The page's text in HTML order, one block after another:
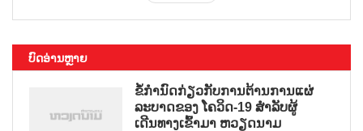
ບົດອ່ານຫຼາຍ
ຂໍ້ກຳນົດກ່ຽວກັບການຕ້ານການແຜ່
ລະບາດຂອງ ໂຄວິດ-19 ສຳລັບຜູ້
ເດີນທາງເຂົ້າມາ ຫວຽດນາມ